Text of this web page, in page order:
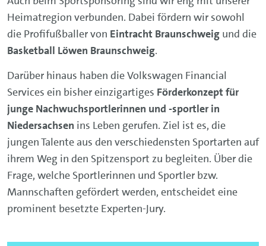
Heimatregion verbunden. Dabei fördern wir sowohl
die Profifußballer von Eintracht Braunschweig und die
Basketball Löwen Braunschweig.
Darüber hinaus haben die Volkswagen Financial
Services ein bisher einzigartiges Förderkonzept für
junge Nachwuchsportlerinnen und -sportler in
Niedersachsen ins Leben gerufen. Ziel ist es, die
jungen Talente aus den verschiedensten Sportarten auf
ihrem Weg in den Spitzensport zu begleiten. Über die
Frage, welche Sportlerinnen und Sportler bzw.
Mannschaften gefördert werden, entscheidet eine
prominent besetzte Experten-Jury.